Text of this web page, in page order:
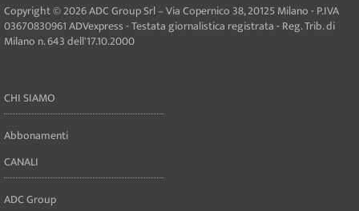
Copyright © 2026 ADC Group Srl – Via Copernico 38, 20125 Milano - P.IVA
03670830961 ADVexpress - Testata giornalistica registrata - Reg. Trib. di
Milano n. 643 dell'17.10.2000
CHI SIAMO
Abbonamenti
CANALI
ADC Group